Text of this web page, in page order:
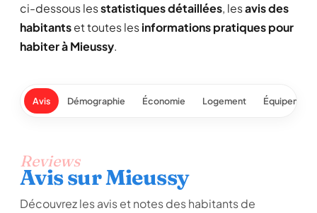
ci-dessous lesstatistiques détaillées, lesavis des
habitantset toutes lesinformations pratiques pour
habiter à Mieussy.
Avis Démographie Économie Logement
Reviews
Avis sur Mieussy
Découvrez les avis et notes des habitants de